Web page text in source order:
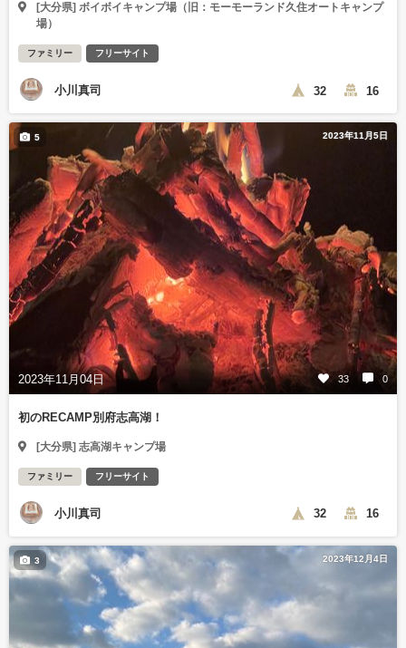
[大分県] ボイボイキャンプ場（旧：モーモーランド久住オートキャンプ
場）
ファミリー フリーサイト
小川真司 32 16
2023年11月5日
2023年11月04日 33 0
5
初のRECAMP別府志高湖！
[大分県] 志高湖キャンプ場
ファミリー フリーサイト
小川真司 32 16
2023年12月4日
3